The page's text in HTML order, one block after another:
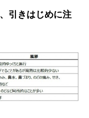
引きはじめに注